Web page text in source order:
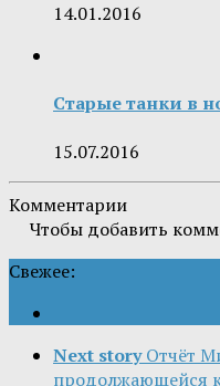
14.01.2016
Старые танки в
15.07.2016
Комментарии
Чтобы добавить
Свежее:
Next story Отчёт
продолжающейся